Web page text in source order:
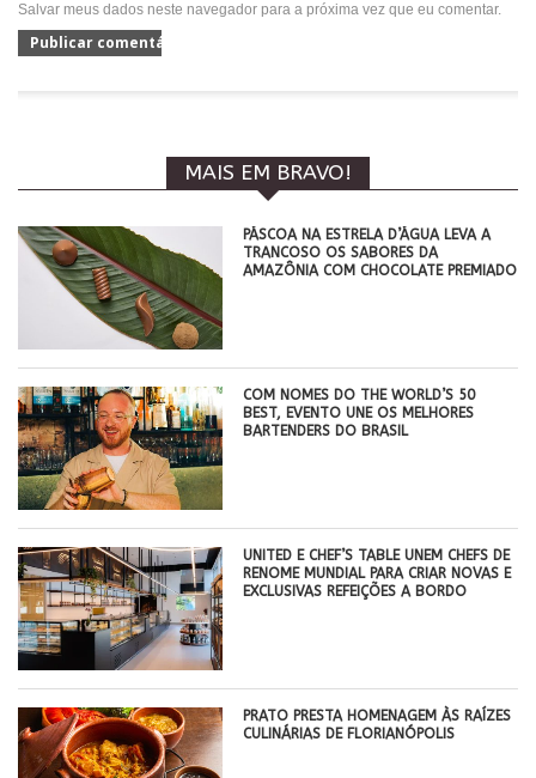
Salvar meus dados neste navegador para a próxima vez que eu comentar.
MAIS EM BRAVO!
PÁSCOA NA ESTRELA D’ÁGUA LEVA A
TRANCOSO OS SABORES DA
AMAZÔNIA COM CHOCOLATE PREMIADO
COM NOMES DO THE WORLD’S 50
BEST, EVENTO UNE OS MELHORES
BARTENDERS DO BRASIL
UNITED E CHEF’S TABLE UNEM CHEFS DE
RENOME MUNDIAL PARA CRIAR NOVAS E
EXCLUSIVAS REFEIÇÕES A BORDO
PRATO PRESTA HOMENAGEM ÀS RAÍZES
CULINÁRIAS DE FLORIANÓPOLIS